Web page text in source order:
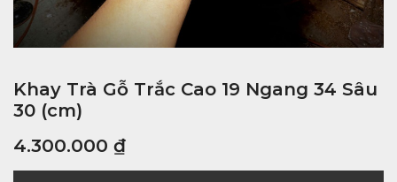
Khay Trà Gỗ Trắc Cao 19 Ngang 34 Sâu
30 (cm)
4.300.000 ₫